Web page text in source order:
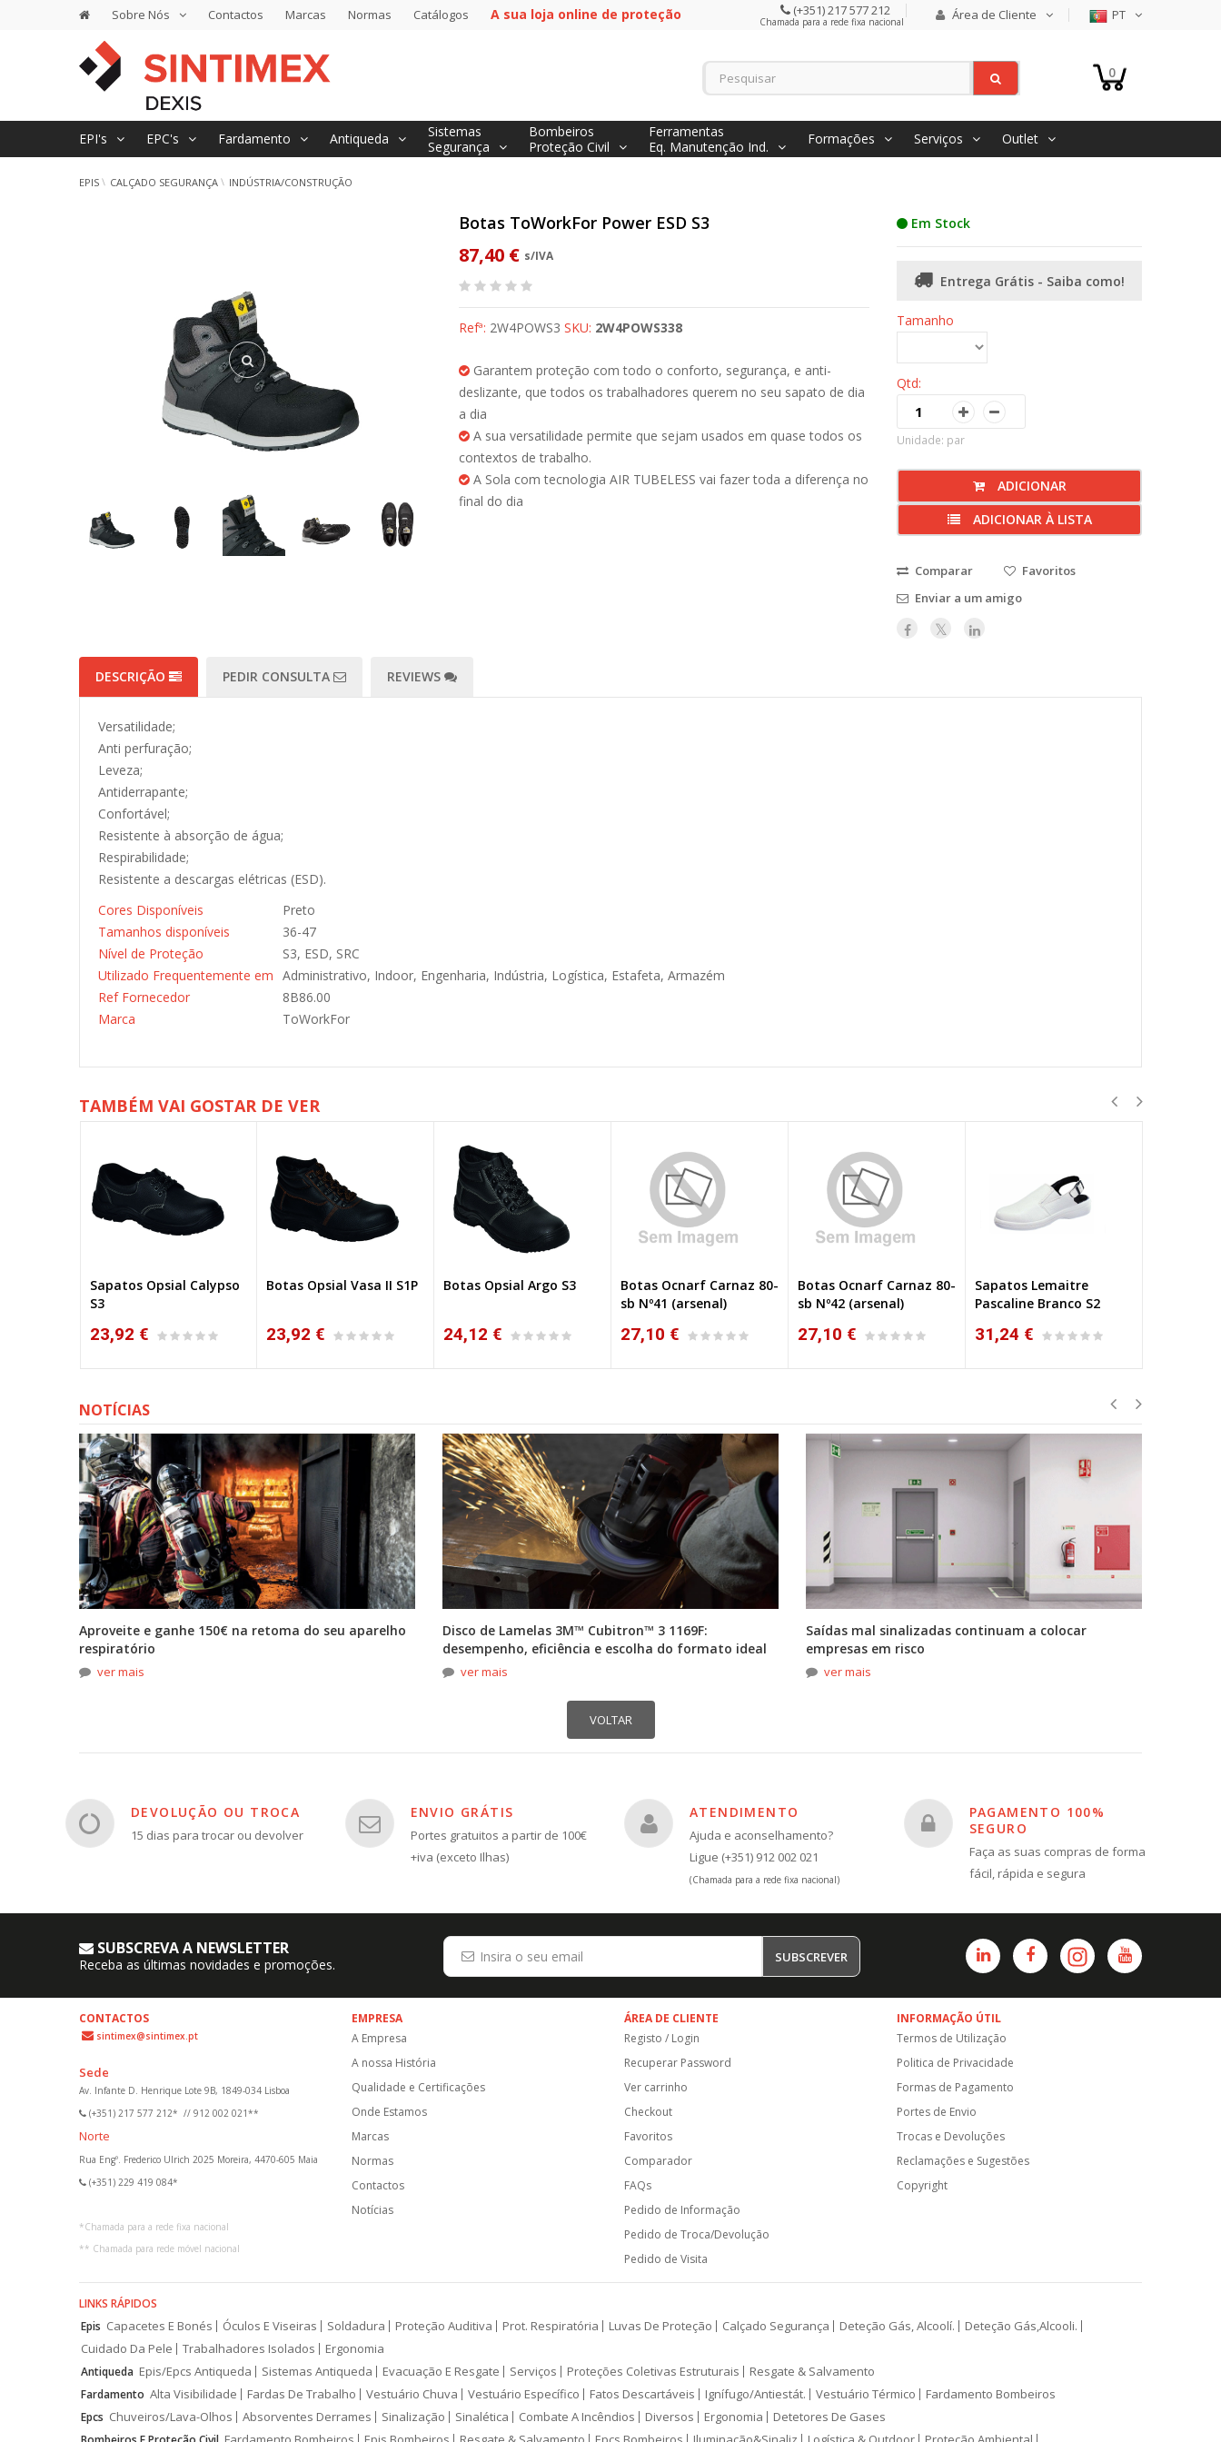
Sobre Nós Contactos Marcas Normas Catálogos A sua loja online de proteção (+351) 217 577 212
Chamada para a rede fixa nacional Área de Cliente PT
0
EPI's EPC's Fardamento Antiqueda
Sistemas
Segurança
Bombeiros
Proteção Civil
Ferramentas
Eq. Manutenção Ind.
Formações Serviços Outlet
EPIS CALÇADO SEGURANÇA INDÚSTRIA/CONSTRUÇÃO
Botas ToWorkFor Power ESD S3
87,40 € s/IVA
Refª: 2W4POWS3 SKU: 2W4POWS338
Garantem proteção com todo o conforto, segurança, e anti-
deslizante, que todos os trabalhadores querem no seu sapato de dia
a dia
A sua versatilidade permite que sejam usados em quase todos os
contextos de trabalho.
A Sola com tecnologia AIR TUBELESS vai fazer toda a diferença no
final do dia
Em Stock
Entrega Grátis - Saiba como!
Tamanho
Qtd:
Unidade: par
ADICIONAR
ADICIONAR À LISTA
Comparar
Favoritos
Enviar a um amigo
DESCRIÇÃO PEDIR CONSULTA REVIEWS
Versatilidade;
Anti perfuração;
Leveza;
Antiderrapante;
Confortável;
Resistente à absorção de água;
Respirabilidade;
Resistente a descargas elétricas (ESD).
Cores Disponíveis
Preto
Tamanhos disponíveis
36-47
Nível de Proteção
S3, ESD, SRC
Utilizado Frequentemente em Administrativo, Indoor, Engenharia, Indústria, Logística, Estafeta, Armazém
Ref Fornecedor
8B86.00
Marca
ToWorkFor
TAMBÉM VAI GOSTAR DE VER
Sapatos Opsial Calypso
S3
23,92 €
NOVO
Botas Opsial Vasa II S1P
23,92 €
Botas Opsial Argo S3
24,12 €
Botas Ocnarf Carnaz 80-
sb Nº41 (arsenal)
27,10 €
Botas Ocnarf Carnaz 80-
sb Nº42 (arsenal)
27,10 €
Sapatos Lemaitre
Pascaline Branco S2
31,24 €
NOTÍCIAS
Aproveite e ganhe 150€ na retoma do seu aparelho
respiratório
ver mais
Disco de Lamelas 3M™ Cubitron™ 3 1169F:
desempenho, eficiência e escolha do formato ideal
ver mais
Saídas mal sinalizadas continuam a colocar
empresas em risco
ver mais
DEVOLUÇÃO OU TROCA
15 dias para trocar ou devolver
ENVIO GRÁTIS
Portes gratuitos a partir de 100€
+iva (exceto Ilhas)
ATENDIMENTO
Ajuda e aconselhamento?
Ligue (+351) 912 002 021
(Chamada para a rede fixa nacional)
PAGAMENTO 100%
SEGURO
Faça as suas compras de forma
fácil, rápida e segura
SUBSCREVA A NEWSLETTER
Receba as últimas novidades e promoções. SUBSCREVER
CONTACTOS
sintimex@sintimex.pt
Sede
Av. Infante D. Henrique Lote 9B, 1849-034 Lisboa
(+351) 217 577 212* // 912 002 021**
Norte
Rua Engº. Frederico Ulrich 2025 Moreira, 4470-605 Maia
(+351) 229 419 084*
*Chamada para a rede fixa nacional
** Chamada para rede móvel nacional
EMPRESA
A Empresa
A nossa História
Qualidade e Certificações
Onde Estamos
Marcas
Normas
Contactos
Notícias
ÁREA DE CLIENTE
Registo / Login
Recuperar Password
Ver carrinho
Checkout
Favoritos
Comparador
FAQs
Pedido de Informação
Pedido de Troca/Devolução
Pedido de Visita
INFORMAÇÃO ÚTIL
Termos de Utilização
Politica de Privacidade
Formas de Pagamento
Portes de Envio
Trocas e Devoluções
Reclamações e Sugestões
Copyright
LINKS RÁPIDOS
Epis Capacetes E Bonés Óculos E Viseiras Soldadura Proteção Auditiva Prot. Respiratória Luvas De Proteção Calçado Segurança Deteção Gás, Alcoolí.
Deteção Gás,Alcooli.
Cuidado Da Pele
Trabalhadores Isolados Ergonomia
Antiqueda Epis/Epcs Antiqueda Sistemas Antiqueda Evacuação E Resgate Serviços Proteções Coletivas Estruturais Resgate & Salvamento
Fardamento Alta Visibilidade Fardas De Trabalho Vestuário Chuva Vestuário Específico Fatos Descartáveis Ignífugo/Antiestát. Vestuário Térmico Fardamento Bombeiros
Epcs Chuveiros/Lava-Olhos Absorventes Derrames Sinalização Sinalética Combate A Incêndios Diversos Ergonomia Detetores De Gases